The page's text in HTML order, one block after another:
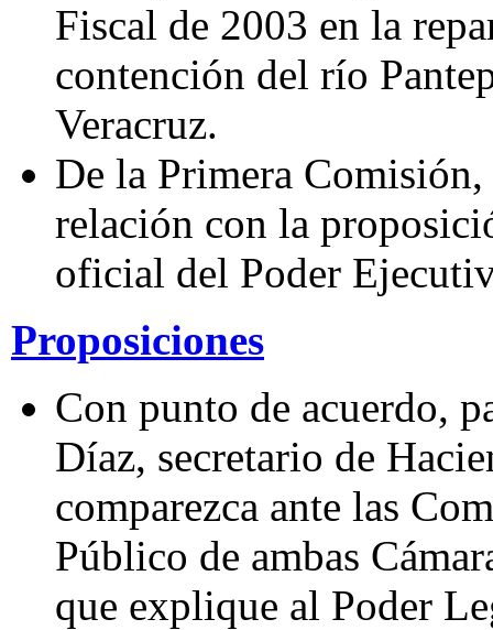
Fiscal de 2003 en la
contención del río
Veracruz.
De la Primera
relación con la
oficial del Poder
Proposiciones
Con punto de acuerdo,
Díaz, secretario de
comparezca ante las
Público de ambas
que explique al Poder